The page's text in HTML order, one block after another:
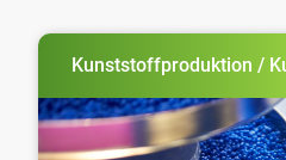
Kunststoffproduktion /